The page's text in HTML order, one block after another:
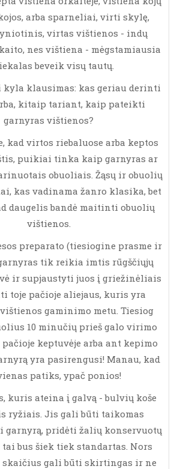
arba sparneliai, virti skylę,
virtas vištienos - indų
nes vištiena - mėgstamiausia
beveik visų tautų.
kyla klausimas: kas geriau derinti
kitaip tariant, kaip pateikti
garnyras vištienos?
kad virtos riebaluose arba keptos
puikiai tinka kaip garnyras ar
obuoliais. Žąsų ir obuolių
kas vadinama žanro klasika, bet
daugelis bandė maitinti obuolių
vištienos.
preparato (tiesiogine prasme ir
tik reikia imtis rūgščiųjų
ir supjaustyti juos į griežinėliais
toje pačioje aliejaus, kuris yra
gaminimo metu. Tiesiog
10 minučių prieš galo virimo
keptuvėje arba ant kepimo
yra pasirengusi! Manau, kad
patiks, ypač ponios!
kuris ateina į galvą - bulvių koše
ryžiais. Jis gali būti taikomas
garnyrą, pridėti žalių konservuotų
bus šiek tiek standartas. Nors
gali būti skirtingas ir ne